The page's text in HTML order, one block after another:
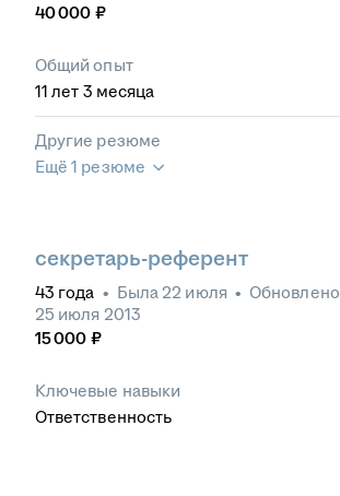
40 000 ₽
Общий опыт
11 лет 3 месяца
Другие резюме
Ещё 1 резюме
секретарь-референт
43 года • Была 22 июля • Обновлено
25 июля 2013
15 000 ₽
Ключевые навыки
Ответственность